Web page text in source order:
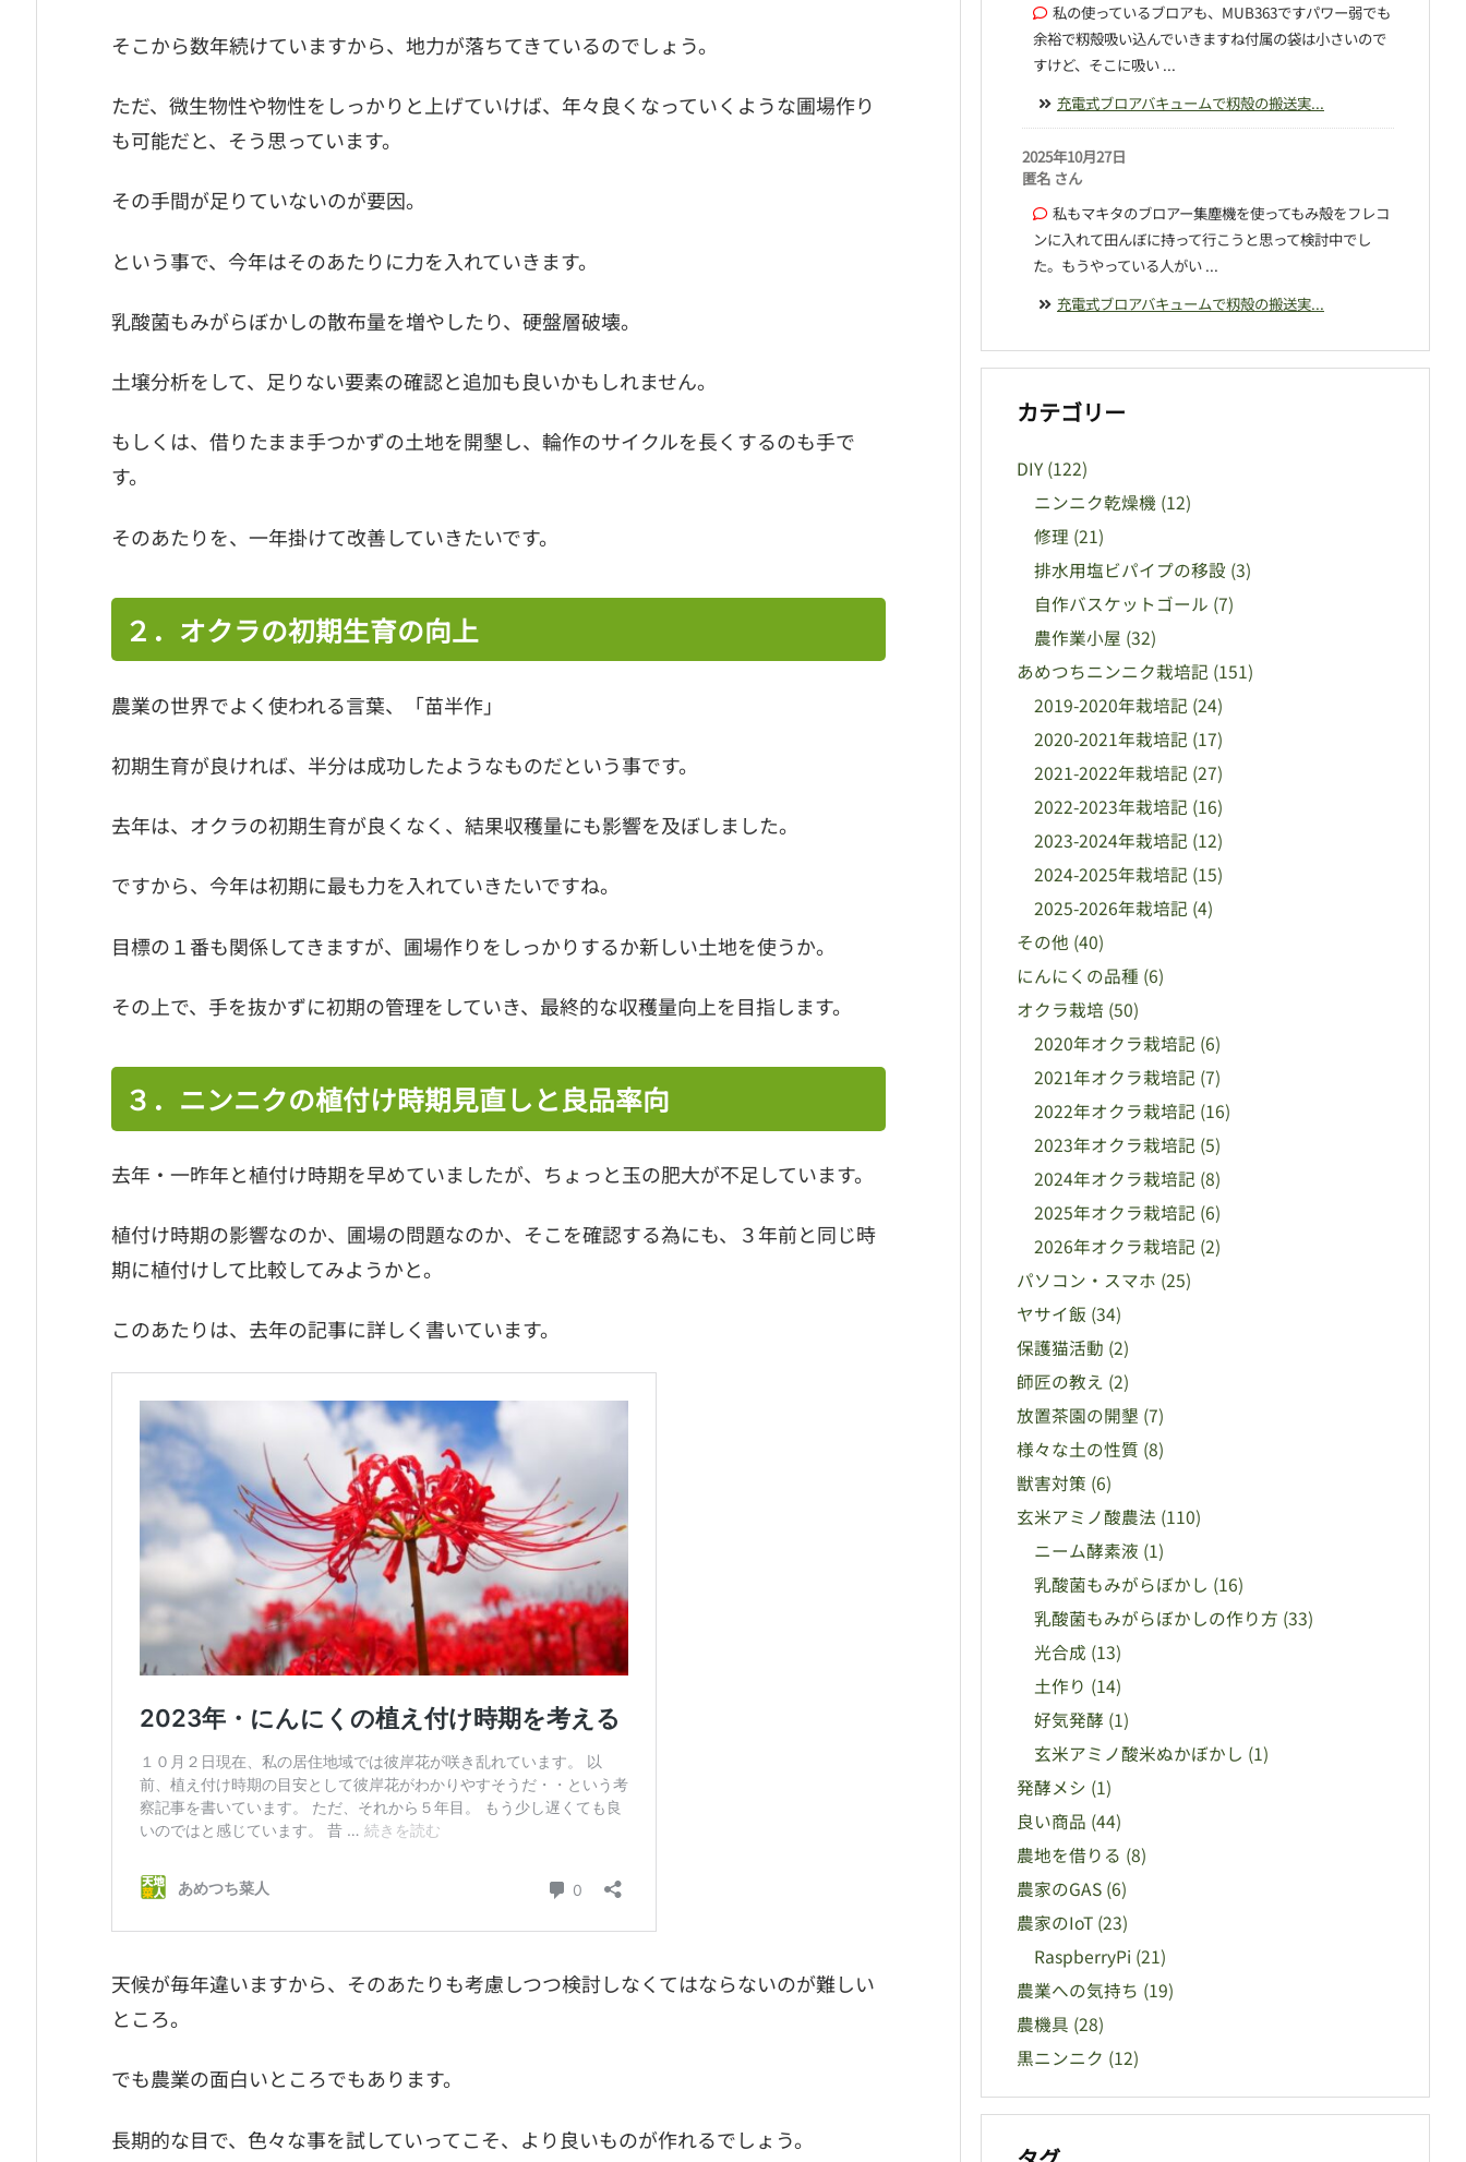
そこから数年続けていますから、地力が落ちてきているのでしょう。
ただ、微生物性や物性をしっかりと上げていけば、年々良くなっていくような圃場作り
も可能だと、そう思っています。
その手間が足りていないのが要因。
という事で、今年はそのあたりに力を入れていきます。
乳酸菌もみがらぼかしの散布量を増やしたり、硬盤層破壊。
土壌分析をして、足りない要素の確認と追加も良いかもしれません。
もしくは、借りたまま手つかずの土地を開墾し、輪作のサイクルを長くするのも手で
す。
そのあたりを、一年掛けて改善していきたいです。
２．オクラの初期生育の向上
農業の世界でよく使われる言葉、「苗半作」
初期生育が良ければ、半分は成功したようなものだという事です。
去年は、オクラの初期生育が良くなく、結果収穫量にも影響を及ぼしました。
ですから、今年は初期に最も力を入れていきたいですね。
目標の１番も関係してきますが、圃場作りをしっかりするか新しい土地を使うか。
その上で、手を抜かずに初期の管理をしていき、最終的な収穫量向上を目指します。
３．ニンニクの植付け時期見直しと良品率向
去年・一昨年と植付け時期を早めていましたが、ちょっと玉の肥大が不足しています。
植付け時期の影響なのか、圃場の問題なのか、そこを確認する為にも、３年前と同じ時
期に植付けして比較してみようかと。
このあたりは、去年の記事に詳しく書いています。
天候が毎年違いますから、そのあたりも考慮しつつ検討しなくてはならないのが難しい
ところ。
でも農業の面白いところでもあります。
長期的な目で、色々な事を試していってこそ、より良いものが作れるでしょう。
私の使っているブロアも、MUB363ですパワー弱でも
余裕で籾殻吸い込んでいきますね付属の袋は小さいので
すけど、そこに吸い ...
充電式ブロアバキュームで籾殻の搬送実...
2025年10月27日
匿名 さん
私もマキタのブロアー集塵機を使ってもみ殻をフレコ
ンに入れて田んぼに持って行こうと思って検討中でし
た。もうやっている人がい ...
充電式ブロアバキュームで籾殻の搬送実...
カテゴリー
DIY (122)
ニンニク乾燥機 (12)
修理 (21)
排水用塩ビパイプの移設 (3)
自作バスケットゴール (7)
農作業小屋 (32)
あめつちニンニク栽培記 (151)
2019-2020年栽培記 (24)
2020-2021年栽培記 (17)
2021-2022年栽培記 (27)
2022-2023年栽培記 (16)
2023-2024年栽培記 (12)
2024-2025年栽培記 (15)
2025-2026年栽培記 (4)
その他 (40)
にんにくの品種 (6)
オクラ栽培 (50)
2020年オクラ栽培記 (6)
2021年オクラ栽培記 (7)
2022年オクラ栽培記 (16)
2023年オクラ栽培記 (5)
2024年オクラ栽培記 (8)
2025年オクラ栽培記 (6)
2026年オクラ栽培記 (2)
パソコン・スマホ (25)
ヤサイ飯 (34)
保護猫活動 (2)
師匠の教え (2)
放置茶園の開墾 (7)
様々な土の性質 (8)
獣害対策 (6)
玄米アミノ酸農法 (110)
ニーム酵素液 (1)
乳酸菌もみがらぼかし (16)
乳酸菌もみがらぼかしの作り方 (33)
光合成 (13)
土作り (14)
好気発酵 (1)
玄米アミノ酸米ぬかぼかし (1)
発酵メシ (1)
良い商品 (44)
農地を借りる (8)
農家のGAS (6)
農家のIoT (23)
RaspberryPi (21)
農業への気持ち (19)
農機具 (28)
黒ニンニク (12)